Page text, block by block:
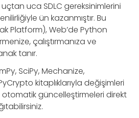
uca SDLC gereksinimlerini
ün kazanmıştır. Bu
Platform), Web’de Python
çalıştırmanıza ve
tanır.
SciPy, Mechanize,
kitaplıklarıyla değişimleri
güncelleştirmeleri direkt